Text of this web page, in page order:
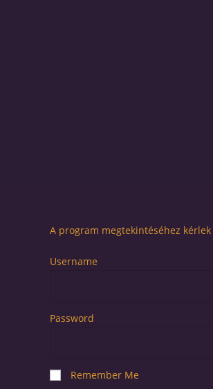
A program megtekintéséhez
Username
Password
Remember Me